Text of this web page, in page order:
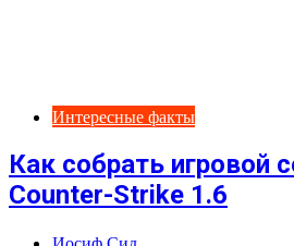
Интересные факты
Как собрать игровой
Counter-Strike 1.6